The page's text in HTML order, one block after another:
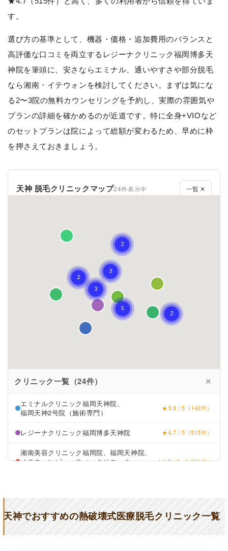
す。
選び方の基準として、機器・価格・追加費用のバランスと
高評価な口コミを両立するレジーナクリニック福岡博多天
神院を筆頭に、安さならエミナル、通いやすさや部分脱毛
なら湘南・イテウォンを検討してください。まずは気にな
る2〜3院の無料カウンセリングを予約し、実際の雰囲気や
プランの詳細を確かめるのが近道です。特に全身+VIOなど
のセットプランは院によって総額が変わるため、早めに枠
を押さえておきましょう。
天神 脱毛クリニックマップ24件表示中 一覧 ✕
クリニック一覧（24件） ✕
エミナルクリニック福岡天神院、
福岡天神2号院（施術専門）
★3.8 / 5（142件）
レジーナクリニック福岡博多天神院 ★4.7 / 5（515件）
湘南美容クリニック福岡院、福岡天神院、
イテウォンビューティークリニック
★4.5 / 5（1,351件）
TCB東京中央美容外科福岡天神院、
久留米院
★4.2 / 5（1,496件）
天神でおすすめの熱破壊式医療脱毛クリニック一覧